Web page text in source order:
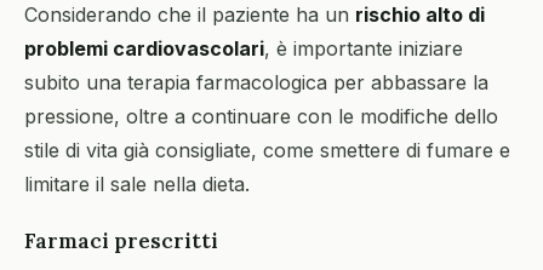
Considerando che il paziente ha un rischio alto di
problemi cardiovascolari, è importante iniziare
subito una terapia farmacologica per abbassare la
pressione, oltre a continuare con le modifiche dello
stile di vita già consigliate, come smettere di fumare e
limitare il sale nella dieta.
Farmaci prescritti